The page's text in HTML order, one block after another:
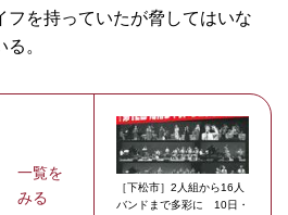
フを持っていたが脅してはいな
。
一覧を
みる
［下松市］2人組から16人
バンドまで多彩に 10日・